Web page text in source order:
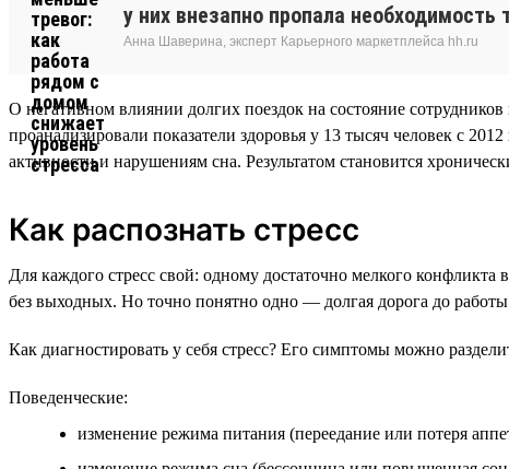
у них внезапно пропала необходимость
Анна Шаверина, эксперт Карьерного маркетплейса hh.ru
О негативном влиянии долгих поездок на состояние
проанализировали показатели здоровья у 13 тысяч человек с
активности и нарушениям сна. Результатом становится
Как распознать стресс
Для каждого стресс свой: одному достаточно мелкого конфликта
без выходных. Но точно понятно одно — долгая дорога до
Как диагностировать у себя стресс? Его симптомы можно
Поведенческие:
изменение режима питания (переедание или потеря